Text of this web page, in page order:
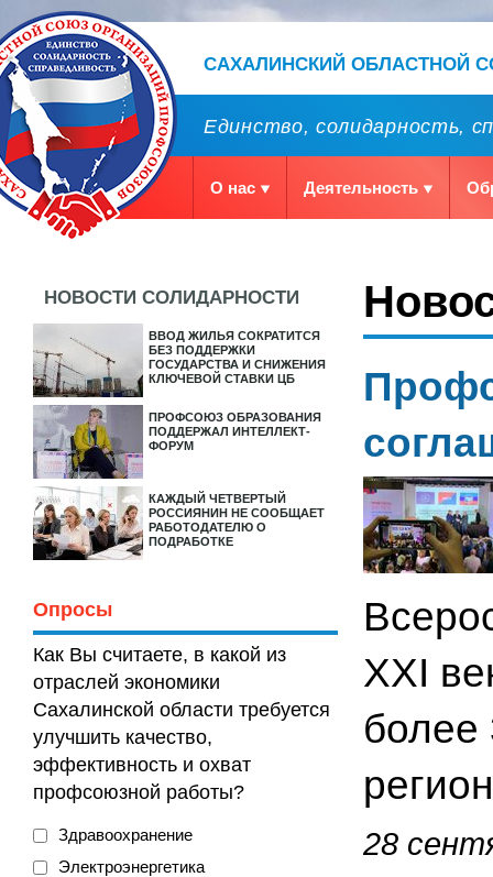
САХАЛИНСКИЙ ОБЛАСТНОЙ
Единство, солидарность,
О нас Деятельность
НОВОСТИ СОЛИДАРНОСТИ
ВВОД ЖИЛЬЯ СОКРАТИТСЯ
БЕЗ ПОДДЕРЖКИ
ГОСУДАРСТВА И СНИЖЕНИЯ
КЛЮЧЕВОЙ СТАВКИ ЦБ
ПРОФСОЮЗ ОБРАЗОВАНИЯ
ПОДДЕРЖАЛ ИНТЕЛЛЕКТ-
ФОРУМ
КАЖДЫЙ ЧЕТВЕРТЫЙ
РОССИЯНИН НЕ СООБЩАЕТ
РАБОТОДАТЕЛЮ О
ПОДРАБОТКЕ
Опросы
Как Вы считаете, в какой из
отраслей экономики
Сахалинской области требуется
улучшить качество,
эффективность и охват
профсоюзной работы?
Здравоохранение
Электроэнергетика
XXI
более
28